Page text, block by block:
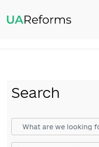
Search